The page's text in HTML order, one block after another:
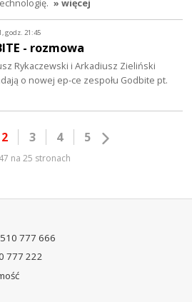
» więcej
godz. 21:45
- rozmowa
Rykaczewski i Arkadiusz Zieliński
o nowej ep-ce zespołu Godbite pt.
2 3 4 5
na 25 stronach
777 666
777 222